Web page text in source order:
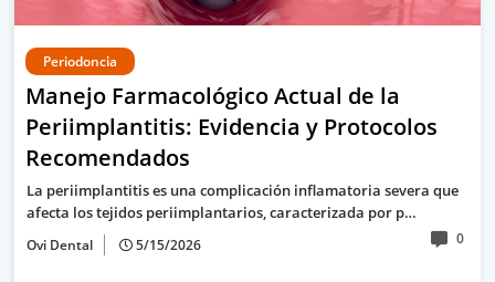
Periodoncia
Manejo Farmacológico Actual de la
Periimplantitis: Evidencia y Protocolos
Recomendados
La periimplantitis es una complicación inflamatoria severa que
afecta los tejidos periimplantarios, caracterizada por p…
Ovi Dental 5/15/2026 0